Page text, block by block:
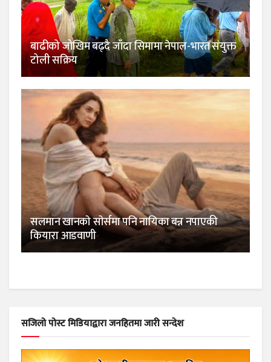
बाढीको जोखिम बढ्दै जाँदा सिमामा नेपाल-भारत संयुक्त
टोली सक्रिय
सलमान खानकाे साेर्समा पनि नायिका बन्न नपाएकी
कियारा आडवाणी
सजिलो पोस्ट मिडियाद्वारा जनहितमा जारी सन्देश